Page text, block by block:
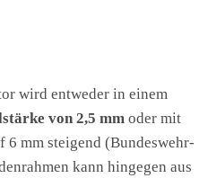
wird entweder in einem
von 2,5 mm oder mit
mm steigend (Bundeswehr-
kann hingegen aus